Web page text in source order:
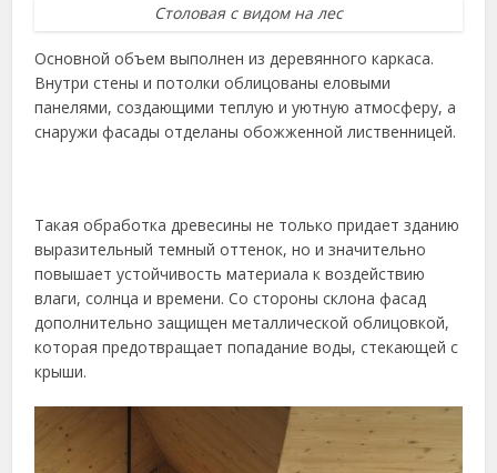
Столовая с видом на лес
Основной объем выполнен из деревянного каркаса.
Внутри стены и потолки облицованы еловыми
панелями, создающими теплую и уютную атмосферу, а
снаружи фасады отделаны обожженной лиственницей.
Такая обработка древесины не только придает зданию
выразительный темный оттенок, но и значительно
повышает устойчивость материала к воздействию
влаги, солнца и времени. Со стороны склона фасад
дополнительно защищен металлической облицовкой,
которая предотвращает попадание воды, стекающей с
крыши.